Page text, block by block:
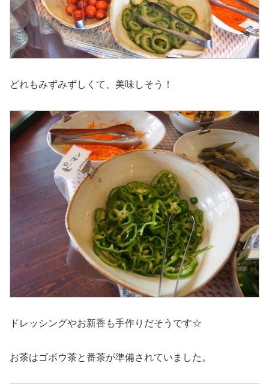
どれもみずみずしくて、美味しそう！
ドレッシングやお新香も手作りだそうです☆
お茶はゴボウ茶と番茶が準備されていました。